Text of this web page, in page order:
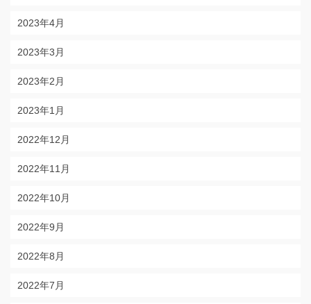
2023年4月
2023年3月
2023年2月
2023年1月
2022年12月
2022年11月
2022年10月
2022年9月
2022年8月
2022年7月